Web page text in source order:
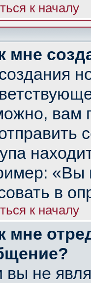
к началу
мне
вам
«Вы
в
к началу
мне
вы не